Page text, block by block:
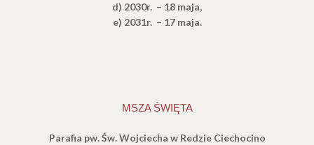
d) 2030r. – 18 maja,
e) 2031r. – 17 maja.
MSZA ŚWIĘTA
Parafia pw. Św. Wojciecha w Redzie Ciechocino